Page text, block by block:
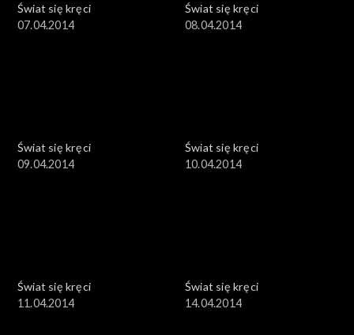
Świat się kręci
07.04.2014
Świat się kręci
08.04.2014
Świat się kręci
09.04.2014
Świat się kręci
10.04.2014
Świat się kręci
11.04.2014
Świat się kręci
14.04.2014